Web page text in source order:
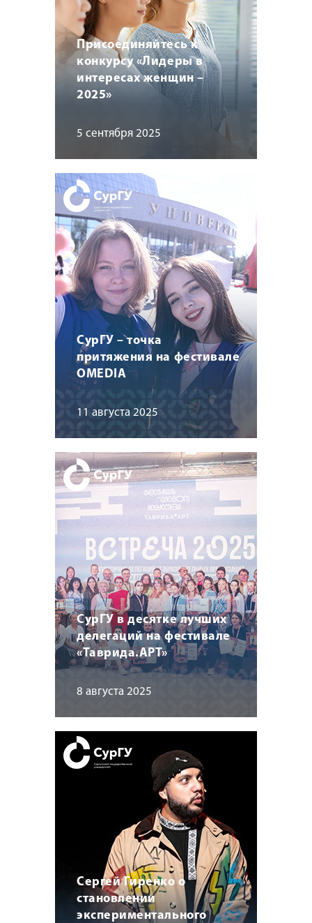
Присоединяйтесь к
конкурсу «Лидеры в
интересах женщин –
2025»
5 сентября 2025
СурГУ – точка
притяжения на фестивале
OMEDIA
11 августа 2025
СурГУ в десятке лучших
делегаций на фестивале
«Таврида.АРТ»
8 августа 2025
Сергей Гиренко о
становлении
экспериментального